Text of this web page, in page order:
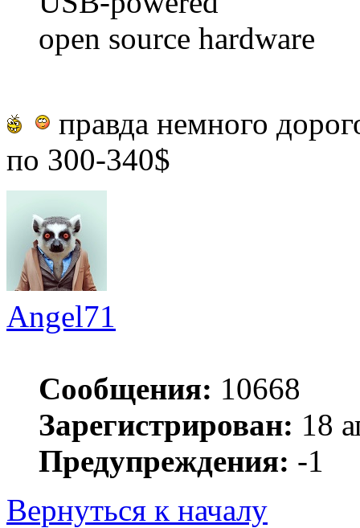
open source hardware
правда немного
по 300-340$
Angel71
Сообщения: 10668
Зарегистрирован: 18
Предупреждения: -1
Вернуться к началу